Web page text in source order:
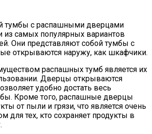
тумбы с распашными дверцами
из самых популярных вариантов
Они представляют собой тумбы с
открываются наружу, как шкафчики.
распашных тумб является их
Дверцы открываются
удобно достать весь
Кроме того, распашные дверцы
от пыли и грязи, что является очень
для тех, кто сохраняет продукты в